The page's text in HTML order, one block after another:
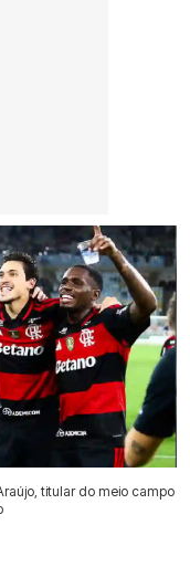
titular do meio campo